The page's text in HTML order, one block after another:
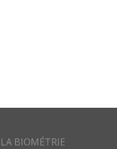
LA BIOMÉTRIE